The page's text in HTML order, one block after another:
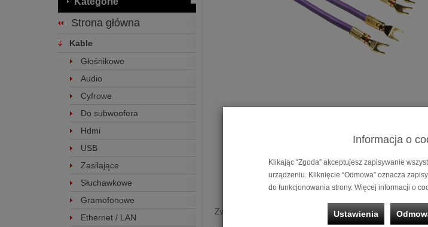
Zworki do kolumn Melodika MDSC1501
Strona główna
Kable
Głośnikowe
Audio
Cyfrowe
Do subwoofera
Hdmi
USB
Zasilające
Słuchawkowe
Gramofonowe
Ethernet / LAN
Informacja o
Klikając “Zgoda” akceptujesz zapisywanie
urządzeniu. Kliknięcie “Odmowa” oznacza
do funkcjonowania strony. Więcej informacji o
Ustawienia